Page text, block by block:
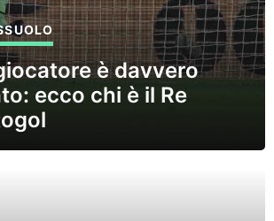
è davvero
ecco chi è il Re